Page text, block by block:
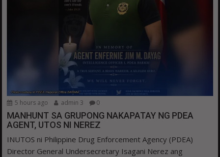
5 hours ago admin 3 0
MANHUNT SA GRUPONG NAKAPATAY NG PDEA
AGENT, UTOS NI NEREZ
INUTOS ni Philippine Drug Enforcement Agency (PDEA)
Director General Undersecretary Isagani Nerez ang